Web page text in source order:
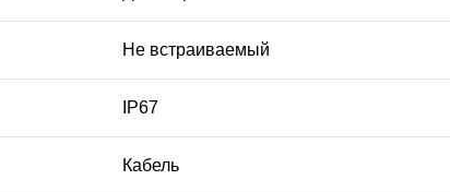
Не встраиваемый
IP67
Кабель